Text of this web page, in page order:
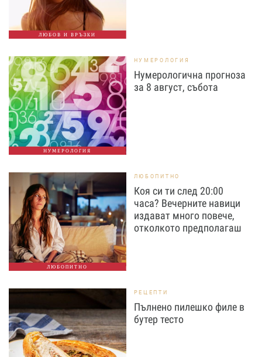
ЛЮБОВ И ВРЪЗКИ
НУМЕРОЛОГИЯ
НУМЕРОЛОГИЯ
Нумерологична прогноза
за 8 август, събота
ЛЮБОПИТНО
ЛЮБОПИТНО
Коя си ти след 20:00
часа? Вечерните навици
издават много повече,
отколкото предполагаш
РЕЦЕПТИ
Пълнено пилешко филе в
бутер тесто